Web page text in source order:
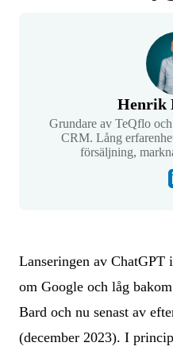
Henrik
Grundare av TeQflo
CRM. Lång
försäljning,
Lanseringen av ChatGPT
om Google och låg
Bard och nu senast av
(december 2023). I